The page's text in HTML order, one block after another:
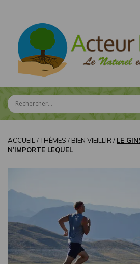
ACCUEIL /THÈMES / BIEN VIEILLIR / LE
N’IMPORTE LEQUEL